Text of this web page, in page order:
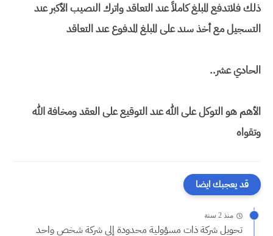
ذلك فلاتدفع المبلغ كاملاً عند التعاقد واترك النصيب الأكبر عند
التسجيل مع أخذ سند على المبلغ المدفوع عند التعاقد
الحادي عشر..
الأهم هو التوكل على الله عند التوقيع على العقد ومخافة الله
وتقواه
قد يعجبك ايضا
منذ 2 سنة
تحويل شركة ذات مسؤولية محدودة إلى شركة شخص واحد